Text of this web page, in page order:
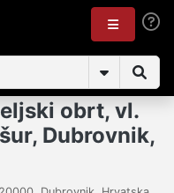
obrt, vl.
Dubrovnik,